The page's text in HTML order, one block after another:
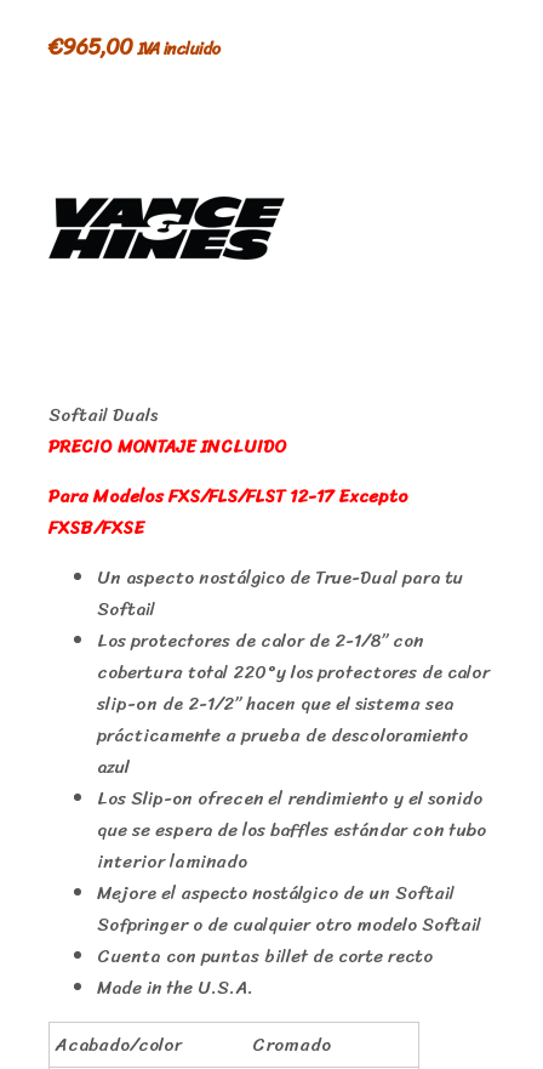
€965,00IVA incluido
Softail Duals
PRECIO MONTAJE INCLUIDO
Para Modelos FXS/FLS/FLST 12-17 Excepto
FXSB/FXSE
Un aspecto nostálgico de True-Dual para tu
Softail
Los protectores de calor de 2-1/8” con
cobertura total 220°y los protectores de calor
slip-on de 2-1/2” hacen que el sistema sea
prácticamente a prueba de descoloramiento
azul
Los Slip-on ofrecen el rendimiento y el sonido
que se espera de los baffles estándar con tubo
interior laminado
Mejore el aspecto nostálgico de un Softail
Sofpringer o de cualquier otro modelo Softail
Cuenta con puntas billet de corte recto
Made in the U.S.A.
Acabado/color
Cromado